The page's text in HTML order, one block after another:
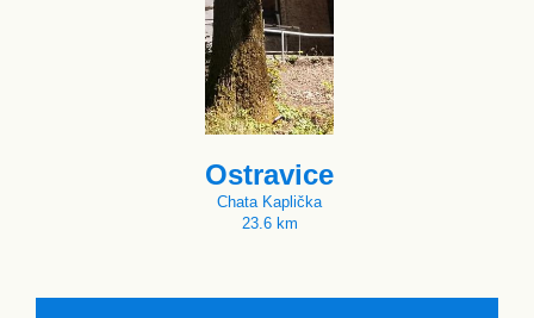
Ostravice
Chata Kaplička
23.6 km